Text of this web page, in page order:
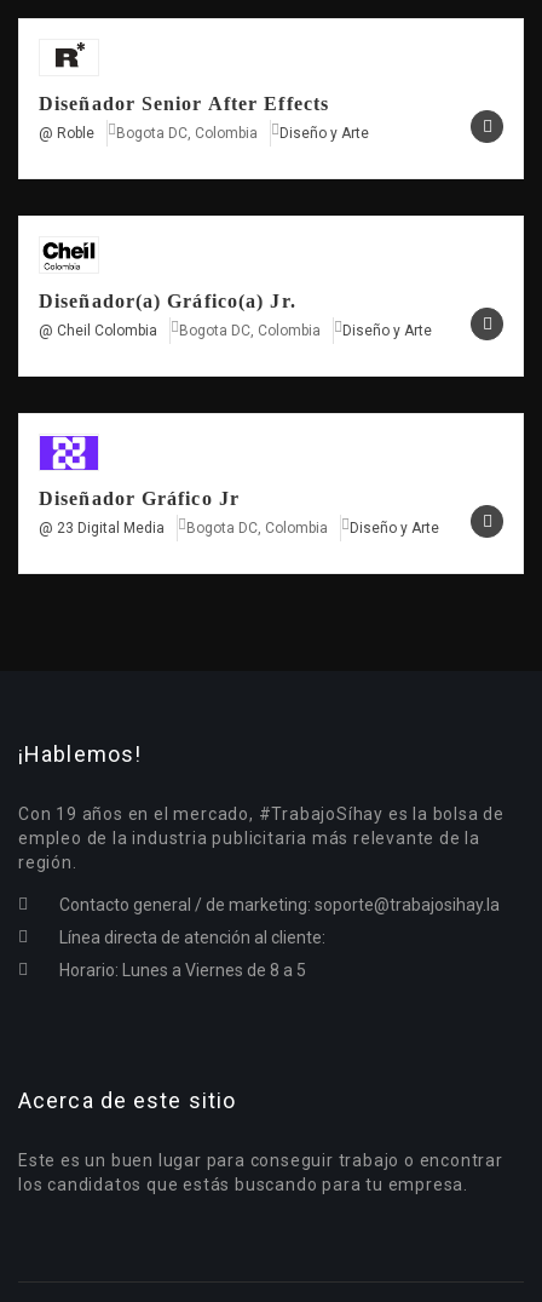
Diseñador Senior After Effects
@ Roble Bogota DC, Colombia Diseño y Arte
Diseñador(a) Gráfico(a) Jr.
@ Cheil Colombia Bogota DC, Colombia Diseño y Arte
Diseñador Gráfico Jr
@ 23 Digital Media Bogota DC, Colombia Diseño y Arte
¡Hablemos!
Con 19 años en el mercado, #TrabajoSíhay es la bolsa de
empleo de la industria publicitaria más relevante de la
región.
Contacto general / de marketing: soporte@trabajosihay.la
Línea directa de atención al cliente:
Horario: Lunes a Viernes de 8 a 5
Acerca de este sitio
Este es un buen lugar para conseguir trabajo o encontrar
los candidatos que estás buscando para tu empresa.